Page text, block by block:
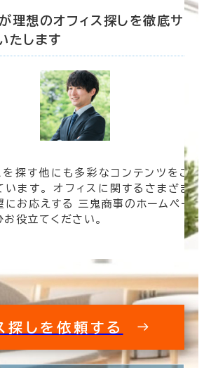
理想のオフィス探しを徹底サ
たします
を探す他にも多彩なコンテンツをご
います。 オフィスに関するさまざま
にお応えする 三鬼商事のホームペー
お役立てください。
探しを依頼する